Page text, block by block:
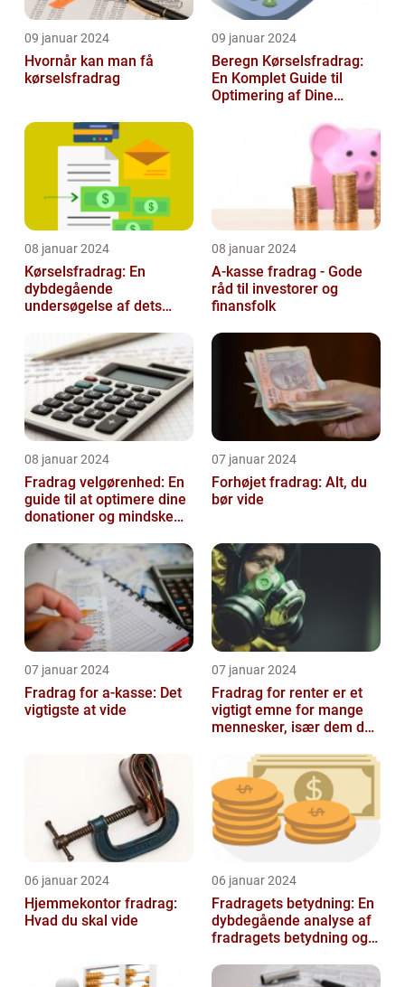
09 januar 2024
Hvornår kan man få
kørselsfradrag
09 januar 2024
Beregn Kørselsfradrag:
En Komplet Guide til
Optimering af Dine
08 januar 2024
Kørselsfradrag: En
dybdegående
undersøgelse af dets
08 januar 2024
A-kasse fradrag - Gode
råd til investorer og
finansfolk
08 januar 2024
Fradrag velgørenhed: En
guide til at optimere dine
donationer og mindske
07 januar 2024
Forhøjet fradrag: Alt, du
bør vide
07 januar 2024
Fradrag for a-kasse: Det
vigtigste at vide
07 januar 2024
Fradrag for renter er et
vigtigt emne for mange
mennesker, især dem der
finansieri...
06 januar 2024
Hjemmekontor fradrag:
Hvad du skal vide
06 januar 2024
Fradragets betydning: En
dybdegående analyse af
fradragets betydning og